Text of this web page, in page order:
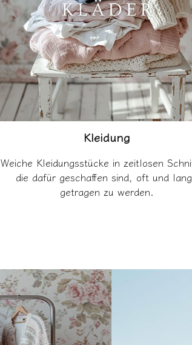
Kleidung
Weiche Kleidungsstücke in zeitlosen
die dafür geschaffen sind, oft und
getragen zu werden.